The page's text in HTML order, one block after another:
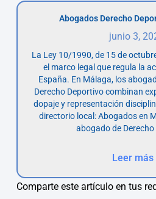
Abogados Derecho
junio 3,
La Ley 10/1990, de 15 de
el marco legal que regula la
España. En Málaga, los
Derecho Deportivo combinan
dopaje y representación
directorio local: Abogados en
abogado de
Leer más
Comparte este artículo en tus